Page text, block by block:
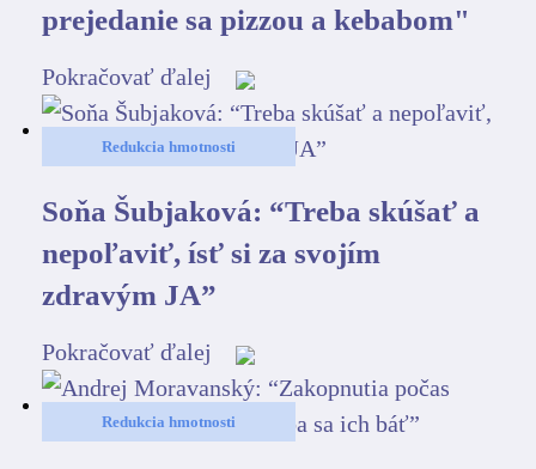
prejedanie sa pizzou a kebabom"
Pokračovať ďalej
Redukcia hmotnosti
Soňa Šubjaková: “Treba skúšať a
nepoľaviť, ísť si za svojím
zdravým JA”
Pokračovať ďalej
Redukcia hmotnosti